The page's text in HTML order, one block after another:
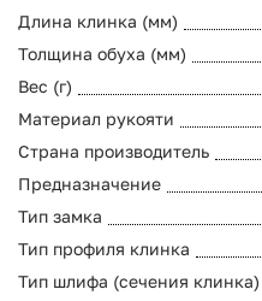
Длина клинка (мм)
Толщина обуха (мм)
Вес (г)
Материал рукояти
Страна производитель
Предназначение
Тип замка
Тип профиля клинка
Тип шлифа (сечения клинка)